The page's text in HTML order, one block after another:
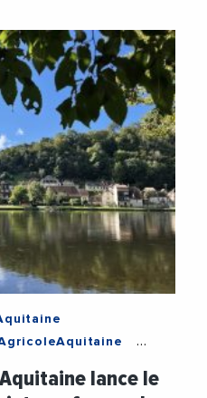
#Innovationlance le